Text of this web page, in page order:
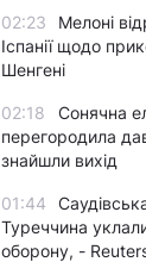
02:23
Мелоні
Іспанії щодо
Шенгені
02:18
Сонячна
перегородила
знайшли вихід
01:44
Туреччина
оборону, -